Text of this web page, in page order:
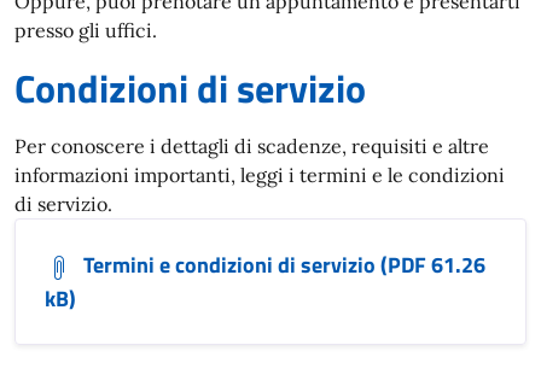
presso gli uffici.
Condizioni di servizio
Per conoscere i dettagli di scadenze, requisiti e altre
informazioni importanti, leggi i termini e le condizioni
di servizio.
Termini e condizioni di servizio (PDF 61.26
kB)